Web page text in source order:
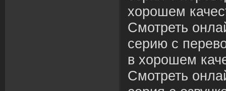
хорошем
Смотреть
серию с
в хорошем
Смотреть